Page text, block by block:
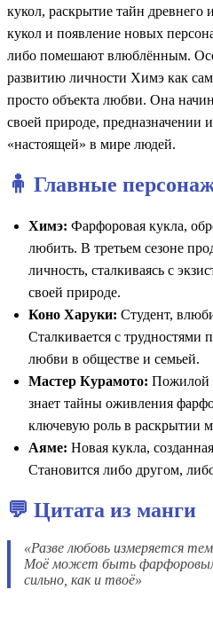
кукол, раскрытие тайн древнего
кукол и появление новых
либо помешают влюблённым.
развитию личности Химэ как
просто объекта любви. Она
своей природе, предназначении
«настоящей» в мире людей.
🧍 Главные
Химэ: Фарфоровая кукла,
любить. В третьем сезоне
личность, сталкиваясь с
своей природе.
Коно Харуки: Студент,
Сталкивается с трудностями
любви в обществе и семьей.
Мастер Курамото: Пожилой
знает тайны оживления
ключевую роль в раскрытии
Аяме: Новая кукла,
Становится либо другом,
💬 Цитата из манги
«Разве любовь измеряется
Моё может быть
сильно, как и твоё»